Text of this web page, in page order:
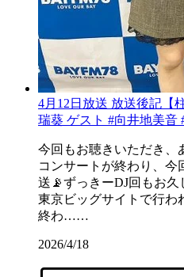
4月12日放送 放送後記【
瑞葵 ゲスト #向井地美音
今回もお聴きいただき、
コンサートが終わり、今
送📡ずっきーDJ回もお久
東京ビッグサイトで行わ
終わ……
2026/4/18